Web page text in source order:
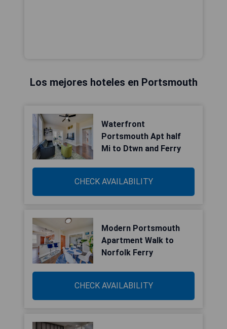
Los mejores hoteles en Portsmouth
Waterfront
Portsmouth Apt half
Mi to Dtwn and Ferry
CHECK AVAILABILITY
Modern Portsmouth
Apartment Walk to
Norfolk Ferry
CHECK AVAILABILITY